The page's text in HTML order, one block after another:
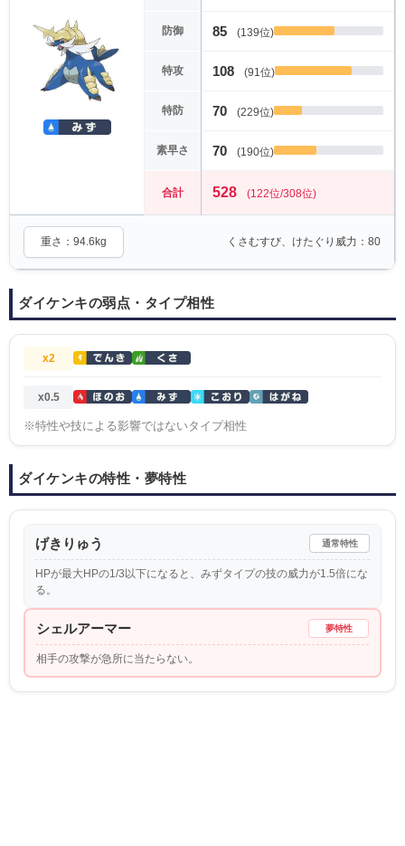
防御 85 (139位)
特攻 108 (91位)
特防 70 (229位)
素早さ 70 (190位)
合計 528 (122位/308位)
重さ：94.6kg くさむすび、けたぐり威力：80
ダイケンキの弱点・タイプ相性
x2
x0.5
※特性や技による影響ではないタイプ相性
ダイケンキの特性・夢特性
げきりゅう 通常特性
HPが最大HPの1/3以下になると、みずタイプの技の威力が1.5倍にな
る。
シェルアーマー 夢特性
相手の攻撃が急所に当たらない。